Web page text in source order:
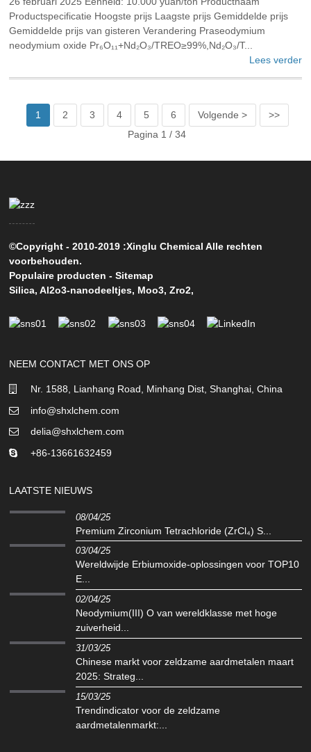
Productspecificatie Hoogste prijs Laagste prijs Gemiddelde prijs
Gemiddelde prijs van gisteren Verandering Praseodymium
neodymium oxide Pr₆O₁₁+Nd₂O₃/TREO≥99%,Nd₂O₃/T...
Lees verder
1 2 3 4 5 6 Volgende >
>>
Pagina 1 / 34
©Copyright - 2010-2019 :Xinglu Chemical Alle rechten
voorbehouden.
Populaire producten -Sitemap
Silica,Al2o3-nanodeeltjes, Moo3,Zro2,
NEEM CONTACT MET ONS OP
Nr. 1588, Lianhang Road, Minhang Dist, Shanghai, China
info@shxlchem.com
delia@shxlchem.com
+86-13661632459
LAATSTE NIEUWS
08/04/25
Premium Zirconium Tetrachloride (ZrCl₄) S...
03/04/25
Wereldwijde Erbiumoxide-oplossingen voor TOP10
E...
02/04/25
Neodymium(III) O van wereldklasse met hoge
zuiverheid...
31/03/25
Chinese markt voor zeldzame aardmetalen maart
2025: Strateg...
15/03/25
Trendindicator voor de zeldzame
aardmetalenmarkt:...